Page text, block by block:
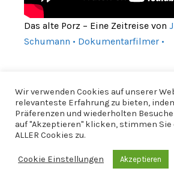
Das alte Porz – Eine Zeitreise von
Schumann • Dokumentarfilmer •
Impressum|
Wir verwenden Cookies auf unserer
relevanteste Erfahrung zu bieten,
Präferenzen und wiederholten
auf "Akzeptieren" klicken, stimmen Sie
ALLER Cookies zu.
Cookie Einstellungen Akzeptieren